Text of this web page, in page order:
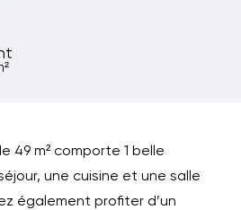
49 m² comporte 1 belle
une cuisine et une salle
également profiter d’un